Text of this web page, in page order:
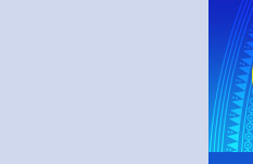
content